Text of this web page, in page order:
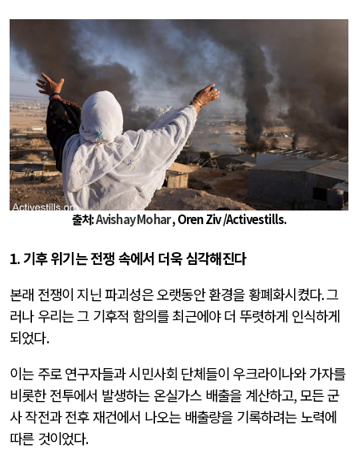
출처:Avishay Mohar, Oren Ziv /Activestills.
1.기후 위기는 전쟁 속에서 더욱 심각해진다
본래 전쟁이 지닌 파괴성은 오랫동안 환경을 황폐화시켰다.그
러나 우리는 그 기후적 함의를 최근에야 더 뚜렷하게 인식하게
되었다.
이는 주로 연구자들과 시민사회 단체들이 우크라이나와 가자를
비롯한 전투에서 발생하는 온실가스 배출을 계산하고, 모든 군
사 작전과 전후 재건에서 나오는 배출량을 기록하려는 노력에
따른 것이었다.